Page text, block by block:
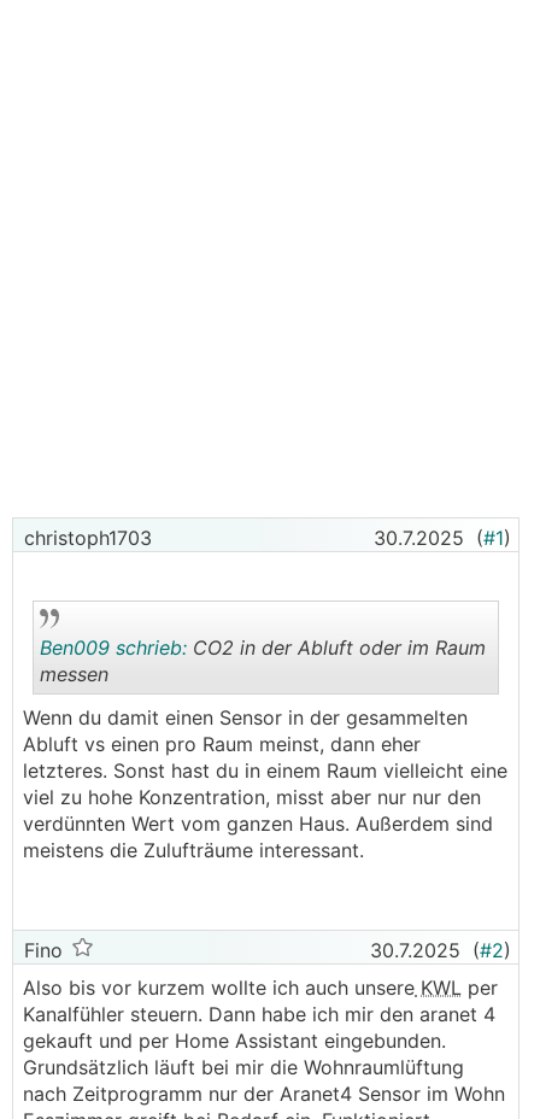
christoph1703 30.7.2025 (#1)
..
Ben009 schrieb: CO2 in der Abluft oder im Raum
messen
Wenn du damit einen Sensor in der gesammelten
Abluft vs einen pro Raum meinst, dann eher
letzteres. Sonst hast du in einem Raum vielleicht eine
viel zu hohe Konzentration, misst aber nur nur den
verdünnten Wert vom ganzen Haus. Außerdem sind
meistens die Zulufträume interessant.
Fino 30.7.2025 (#2)
Also bis vor kurzem wollte ich auch unsere KWL per
Kanalfühler steuern. Dann habe ich mir den aranet 4
gekauft und per Home Assistant eingebunden.
Grundsätzlich läuft bei mir die Wohnraumlüftung
nach Zeitprogramm nur der Aranet4 Sensor im Wohn